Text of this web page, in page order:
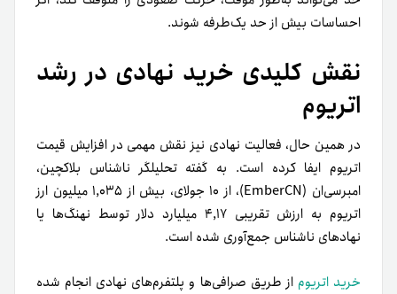
احساسات بیش از حد یک‌طرفه شوند.
نقش کلیدی خرید نهادی در رشد
اتریوم
در همین حال، فعالیت نهادی نیز نقش مهمی در افزایش قیمت
اتریوم ایفا کرده است. به گفته تحلیلگر ناشناس بلاکچین،
امبرسی‌ان (EmberCN)، از ۱۰ جولای، بیش از ۱,۰۳۵ میلیون ارز
اتریوم به ارزش تقریبی ۴,۱۷ میلیارد دلار توسط نهنگ‌ها یا
نهادهای ناشناس جمع‌آوری شده است.
خرید اتریوم از طریق صرافی‌ها و پلتفرم‌های نهادی انجام شده